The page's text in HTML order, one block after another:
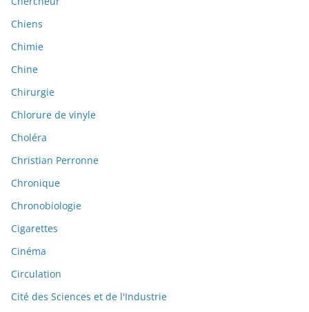
Chiens
Chimie
Chine
Chirurgie
Chlorure de vinyle
Choléra
Christian Perronne
Chronique
Chronobiologie
Cigarettes
Cinéma
Circulation
Cité des Sciences et de l'Industrie